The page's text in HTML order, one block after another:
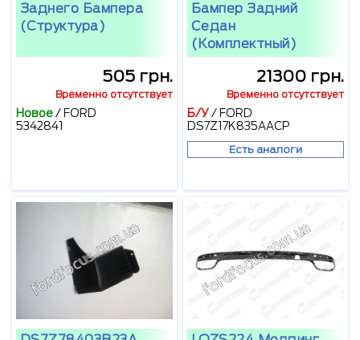
Заднего Бампера
(структура)
505 грн.
Временно отсутствует
Новое/ FORD
5342841
Бампер Задний
Седан
(комплектный)
21300 грн.
Временно отсутствует
Б/У/ FORD
DS7Z17K835AACP
Есть аналоги